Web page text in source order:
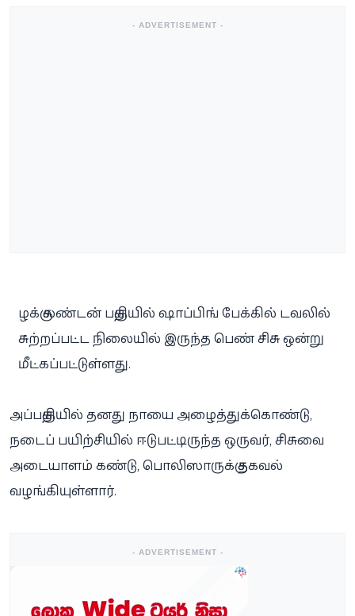
- ADVERTISEMENT -
ழக்கு லண்டன் பகுதியில் ஷாப்பிங் பேக்கில் டவலில்
சுற்றப்பட்ட நிலையில் இருந்த பெண் சிசு ஒன்று
மீட்கப்பட்டுள்ளது.
அப்பகுதியில் தனது நாயை அழைத்துக்கொண்டு,
நடைப் பயிற்சியில் ஈடுபட்டிருந்த ஒருவர், சிசுவை
அடையாளம் கண்டு, பொலிஸாருக்கு தகவல்
வழங்கியுள்ளார்.
- ADVERTISEMENT -